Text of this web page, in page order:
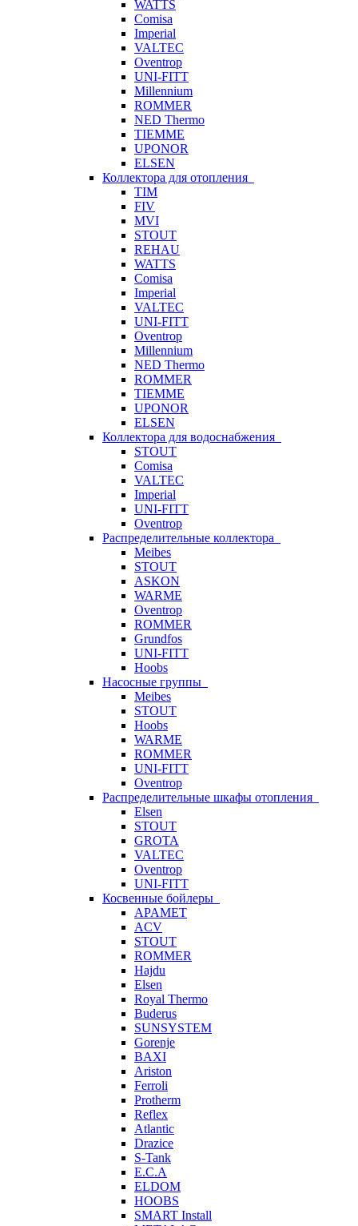
WATTS
Comisa
Imperial
VALTEC
Oventrop
UNI-FITT
Millennium
ROMMER
NED Thermo
TIEMME
UPONOR
ELSEN
Коллектора для отопления
TIM
FIV
MVI
STOUT
REHAU
WATTS
Comisa
Imperial
VALTEC
UNI-FITT
Oventrop
Millennium
NED Thermo
ROMMER
TIEMME
UPONOR
ELSEN
Коллектора для водоснабжения
STOUT
Comisa
VALTEC
Imperial
UNI-FITT
Oventrop
Распределительные коллектора
Meibes
STOUT
ASKON
WARME
Oventrop
ROMMER
Grundfos
UNI-FITT
Hoobs
Насосные группы
Meibes
STOUT
Hoobs
WARME
ROMMER
UNI-FITT
Oventrop
Распределительные шкафы отопления
Elsen
STOUT
GROTA
VALTEC
Oventrop
UNI-FITT
Косвенные бойлеры
APAMET
ACV
STOUT
ROMMER
Hajdu
Elsen
Royal Thermo
Buderus
SUNSYSTEM
Gorenje
BAXI
Ariston
Ferroli
Protherm
Reflex
Atlantic
Drazice
S-Tank
E.C.A
ELDOM
HOOBS
SMART Install